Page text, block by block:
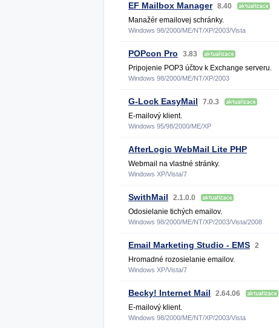
EF Mailbox Manager 8.40
Manažér emailovej schránky.
Windows 98/2000/ME/NT/XP/2003/Vista
POPcon Pro
3.83
Pripojenie POP3 účtov k Exchange serveru.
Windows 98/2000/ME/NT/XP/2003
G-Lock EasyMail
7.0.3
E-mailový klient.
Windows 95/98/2000/ME/XP
AfterLogic WebMail Lite PHP
Webmail na vlastné stránky.
Windows XP/Vista/7
SwithMail
2.1.0.0
Odosielanie tichých emailov.
Windows 98/2000/ME/NT/XP/2003/Vista/2008
Email Marketing Studio - EMS 2
Hromadné rozosielanie emailov.
Windows XP/Vista/7
Becky! Internet Mail
2.64.06
E-mailový klient.
Windows 98/2000/ME/NT/XP/2003/Vista